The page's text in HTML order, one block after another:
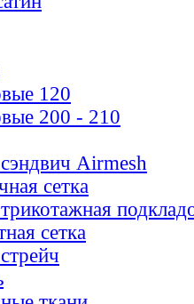
120
200 - 210
Airmesh
сетка
сетка